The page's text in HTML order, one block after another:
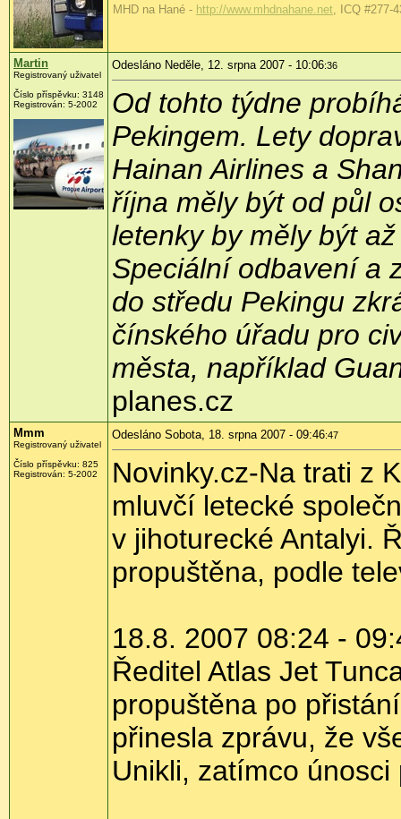
MHD na Hané - http://www.mhdnahane.net , ICQ #277-
Martin
Registrovaný uživatel
Číslo příspěvku: 3148
Registrován: 5-2002
Odesláno Neděle, 12. srpna 2007 - 10:06:36
Od tohto týdne
Pekingem. Lety
Hainan Airlines a
října měly být od půl
letenky by měly být
Speciální odbavení a
do středu Pekingu
čínského úřadu pro
města, například
planes.cz
Mmm
Registrovaný uživatel
Číslo příspěvku: 825
Registrován: 5-2002
Odesláno Sobota, 18. srpna 2007 - 09:46:47
Novinky.cz-Na trati z
mluvčí letecké
v jihoturecké Antalyi.
propuštěna, podle
18.8. 2007 08:24 -
Ředitel Atlas Jet
propuštěna po
přinesla zprávu, že
Unikli, zatímco